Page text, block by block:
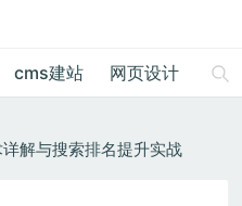
cms建站 网页设计 绘
解与搜索排名提升实战